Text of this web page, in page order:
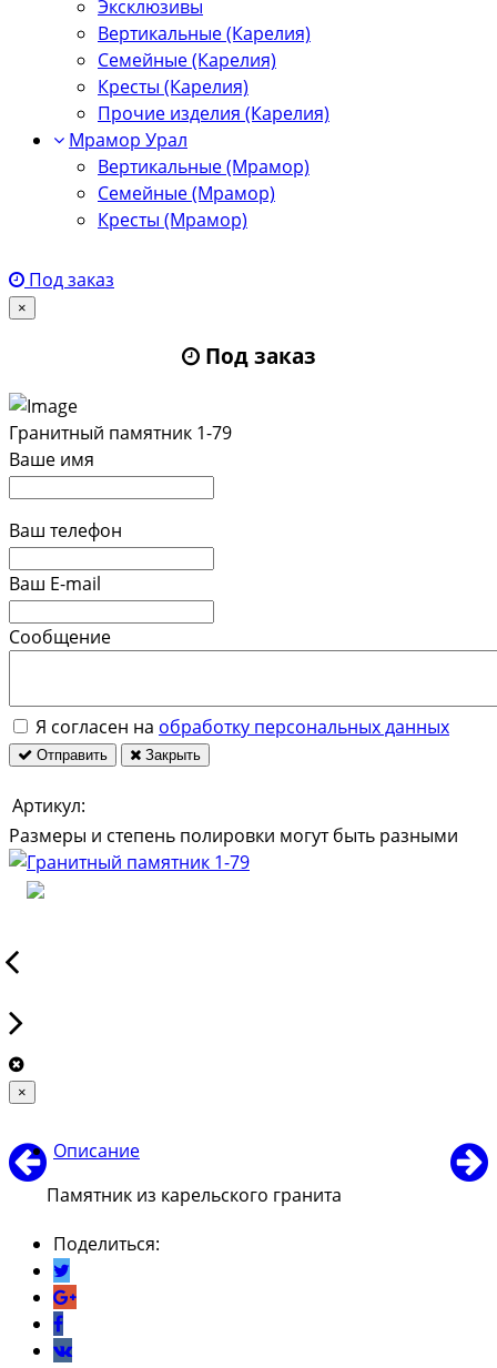
Эксклюзивы
Вертикальные (Карелия)
Семейные (Карелия)
Кресты (Карелия)
Прочие изделия (Карелия)
Мрамор Урал
Вертикальные (Мрамор)
Семейные (Мрамор)
Кресты (Мрамор)
Под заказ
×
Под заказ
Гранитный памятник 1-79
Ваше имя
Ваш телефон
Ваш E-mail
Сообщение
Я согласен на обработку персональных данных
Отправить Закрыть
Артикул:
Размеры и степень полировки могут быть разными
×
Описание
Памятник из карельского гранита
Поделиться: